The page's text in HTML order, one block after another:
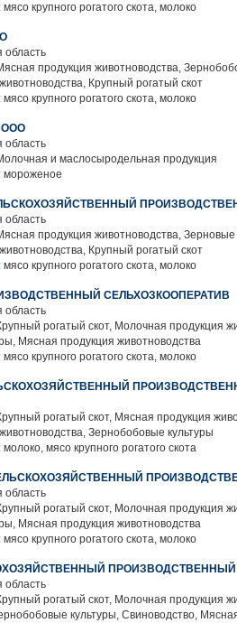
мясо крупного рогатого скота, молоко
область
продукция животноводства,
Крупный рогатый скот
мясо крупного рогатого скота, молоко
область
и маслосыродельная продукция
мороженое
область
продукция животноводства, Зерновые
Крупный рогатый скот
мясо крупного рогатого скота, молоко
СЕЛЬХОЗКООПЕРАТИВ
область
рогатый скот, Молочная продукция
Мясная продукция животноводства
мясо крупного рогатого скота, молоко
рогатый скот, Мясная продукция
Зернобобовые культуры
молоко, мясо крупного рогатого скота
область
рогатый скот, Молочная продукция
Мясная продукция животноводства
мясо крупного рогатого скота, молоко
ПРОИЗВОДСТВЕННЫЙ
область
рогатый скот, Молочная продукция
культуры, Свиноводство,